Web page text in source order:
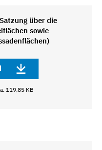
über die
sowie
119,85 KB